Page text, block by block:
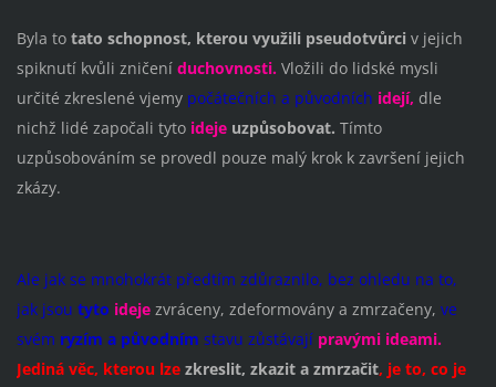
Byla to tato schopnost, kterou využili pseudotvůrci v jejich
spiknutí kvůli zničení duchovnosti. Vložili do lidské mysli
určité zkreslené vjemy počátečních a původních idejí, dle
nichž lidé započali tyto ideje uzpůsobovat. Tímto
uzpůsobováním se provedl pouze malý krok k završení jejich
zkázy.
Ale jak se mnohokrát předtím zdůraznilo, bez ohledu na to,
jak jsou tyto idejezvráceny, zdeformovány a zmrzačeny, ve
svém ryzím a původním stavu zůstávají pravými ideami.
Jediná věc, kterou lze zkreslit, zkazit a zmrzačit, je to, co je